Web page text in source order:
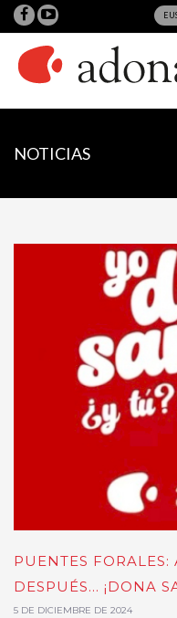
NOTICIAS
PUENTES
DESPUÉS... ¡DONA
5 DE DICIEMBRE DE 2024